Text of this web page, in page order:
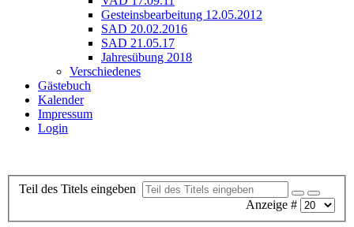
Gesteinsbearbeitung 12.05.2012
SAD 20.02.2016
SAD 21.05.17
Jahresübung 2018
Verschiedenes
Gästebuch
Kalender
Impressum
Login
Teil des Titels eingeben
Anzeige #